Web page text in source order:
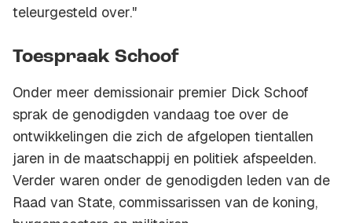
teleurgesteld over."
Toespraak Schoof
Onder meer demissionair premier Dick Schoof
sprak de genodigden vandaag toe over de
ontwikkelingen die zich de afgelopen tientallen
jaren in de maatschappij en politiek afspeelden.
Verder waren onder de genodigden leden van de
Raad van State, commissarissen van de koning,